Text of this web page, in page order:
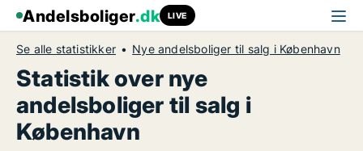
Andelsboliger.dk LIVE
Se alle statistikker Nye andelsboliger til salg i København
Statistik over nye
andelsboliger til salg i
København